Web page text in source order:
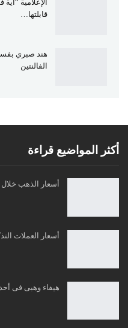
الإعلامية
قابلتها…
هند صبري
الفالنتين
أكثر المواضيع قراءة
أسعار الذهب خلال تعاملات
أسعار العملات
هيفاء وهبى فى